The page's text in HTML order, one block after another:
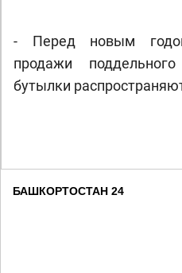
- Перед новым
продажи
бутылки
БАШКОРТОСТАН 24